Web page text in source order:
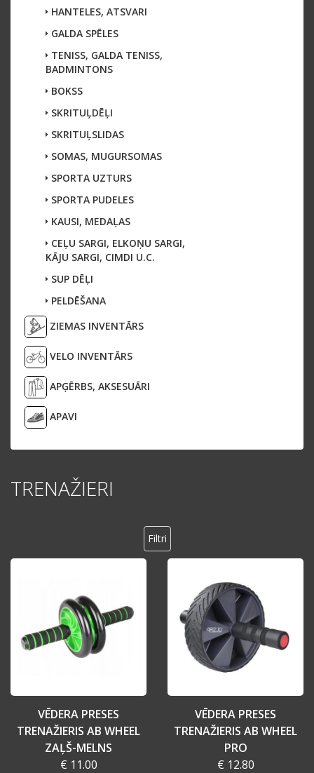
HANTELES, ATSVARI
GALDA SPĒLES
TENISS, GALDA TENISS,
BADMINTONS
BOKSS
SKRITUĻDĒĻI
SKRITUĻSLIDAS
SOMAS, MUGURSOMAS
SPORTA UZTURS
SPORTA PUDELES
KAUSI, MEDAĻAS
CEĻU SARGI, ELKOŅU SARGI,
KĀJU SARGI, CIMDI U.C.
SUP DĒĻI
PELDĒŠANA
ZIEMAS INVENTĀRS
VELO INVENTĀRS
APĢĒRBS, AKSESUĀRI
APAVI
TRENAŽIERI
Filtri
VĒDERA PRESES
TRENAŽIERIS AB WHEEL
ZAĻŠ-MELNS
€ 11.00
VĒDERA PRESES
TRENAŽIERIS AB WHEEL
PRO
€ 12.80